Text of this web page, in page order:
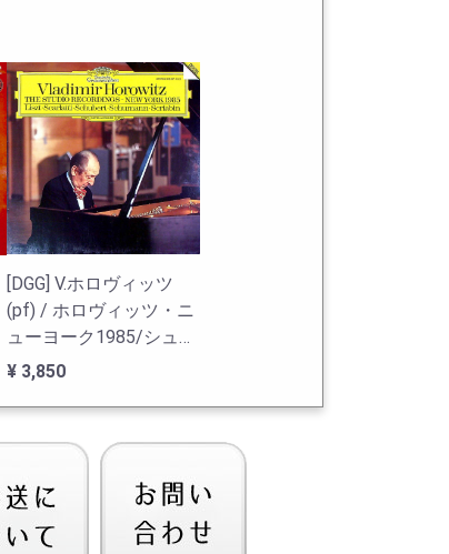
[DGG] V.ホロヴィッツ
(pf) / ホロヴィッツ・ニ
ューヨーク1985/シュー
マン, スカルラッティ, リ
ューベルト
¥ 3,850